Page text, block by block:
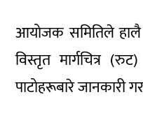
आयोजक समितिले हालै
विस्तृत मार्गचित्र
पाटोहरूबारे जानकारी